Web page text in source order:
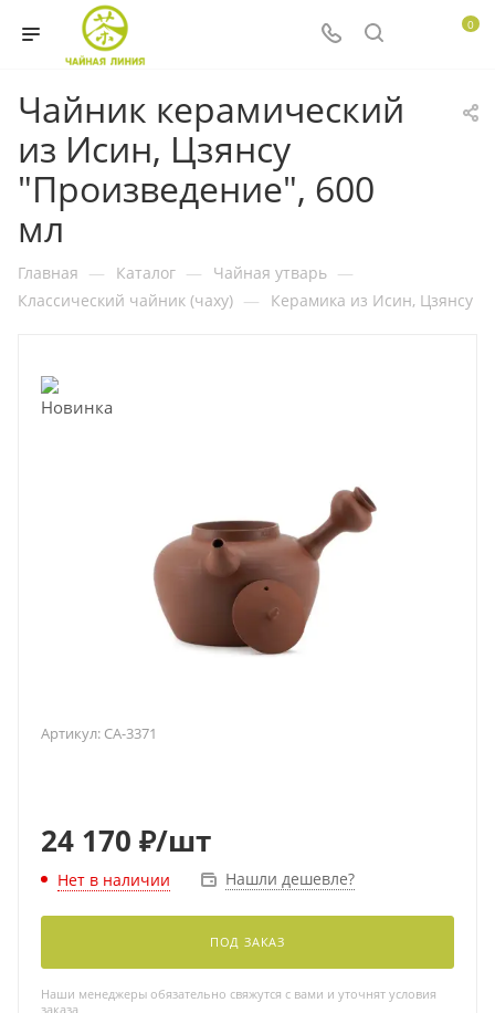
0
Чайник керамический
из Исин, Цзянсу
"Произведение", 600
мл
Главная — Каталог — Чайная утварь —
Классический чайник (чаху) — Керамика из Исин, Цзянсу
Артикул: CA-3371
24 170 ₽/шт
Нет в наличии Нашли дешевле?
ПОД ЗАКАЗ
Наши менеджеры обязательно свяжутся с вами и уточнят условия
заказа